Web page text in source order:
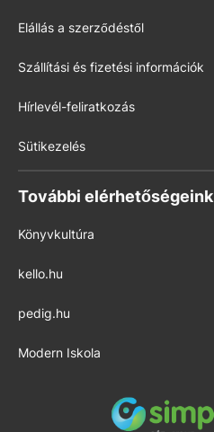
Elállás a szerződéstől
Szállítási és fizetési információk
Hírlevél-feliratkozás
Sütikezelés
További elérhetőségeink
Könyvkultúra
kello.hu
pedig.hu
Modern Iskola